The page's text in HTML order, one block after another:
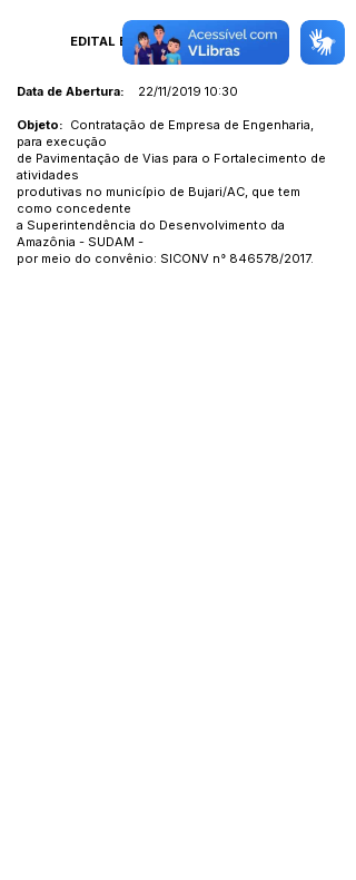
EDITAL E ANEXOS
Data de Abertura: 22/11/2019 10:30
Objeto: Contratação de Empresa de Engenharia,
para execução
de Pavimentação de Vias para o Fortalecimento de
atividades
produtivas no município de Bujari/AC, que tem
como concedente
a Superintendência do Desenvolvimento da
Amazônia - SUDAM -
por meio do convênio: SICONV n° 846578/2017.